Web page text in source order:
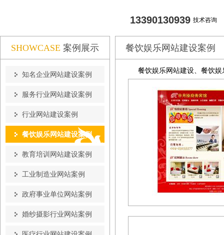
13390130939 技术咨询
SHOWCASE 案例展示
知名企业网站建设案例
服务行业网站建设案例
行业网站建设案例
餐饮娱乐网站建设案例
教育培训网站建设案例
工业制造业网站案例
政府事业单位网站案例
婚纱摄影行业网站案例
餐饮娱乐网站建设案例
餐饮娱乐网站建设、餐饮